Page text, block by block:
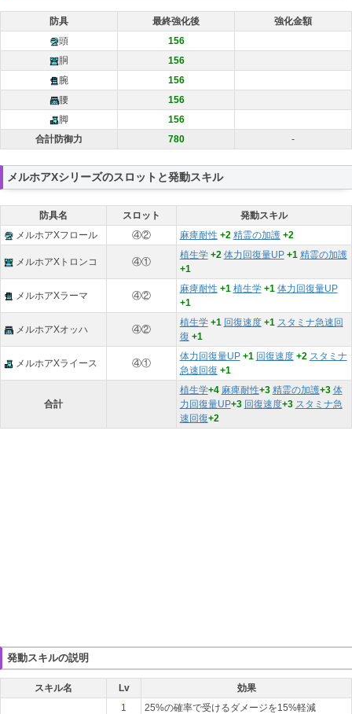
防具 最終強化後
強化金額
頭
156
胴
156
腕
156
腰
156
脚
156
合計防御力
780 -
メルホアXシリーズのスロットと発動スキル
防具名 スロット
発動スキル
メルホアXフロール
④② 麻痺耐性 +2 精霊の加護 +2
メルホアXトロンコ ④①
植生学 +2 体力回復量UP +1 精霊の加護
+1
メルホアXラーマ ④②
麻痺耐性 +1 植生学 +1 体力回復量UP
+1
メルホアXオッハ ④②
植生学 +1 回復速度 +1 スタミナ急速回
復 +1
メルホアXライース ④①
体力回復量UP +1 回復速度 +2 スタミナ
急速回復 +1
合計
植生学+4 麻痺耐性+3 精霊の加護+3 体
力回復量UP+3 回復速度+3 スタミナ急
速回復+2
発動スキルの説明
スキル名 Lv 効果
1
25%の確率で受けるダメージを15%軽減